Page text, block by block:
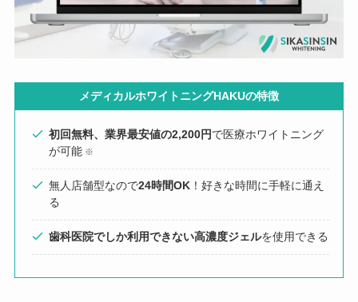
メディカルホワイトニングHAKUの特徴
初回無料、業界最安値の2,200円で医療ホワイトニング
が可能 ※
無人店舗型なので24時間OK！好きな時間に手軽に通え
る
歯科医院でしか利用できない高濃度ジェルを使用できる